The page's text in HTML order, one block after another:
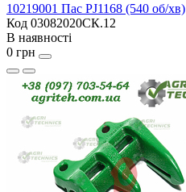
10219001 Пас PJ1168 (540 об/хв)
Код 03082020СК.12
В наявності
0 грн